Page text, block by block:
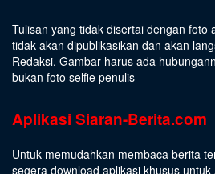
Tulisan yang tidak disertai dengan foto
tidak akan dipublikasikan dan akan
Redaksi. Gambar harus ada
bukan foto selfie penulis
Aplikasi Siaran-Berita.com
Untuk memudahkan membaca berita
segera download aplikasi khusus